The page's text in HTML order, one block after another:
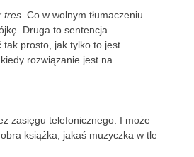
tres . Co w wolnym tłumaczeniu
Druga to sentencja
tak prosto, jak tylko to jest
rozwiązanie jest na
zasięgu telefonicznego. I może
książka, jakaś muzyczka w tle